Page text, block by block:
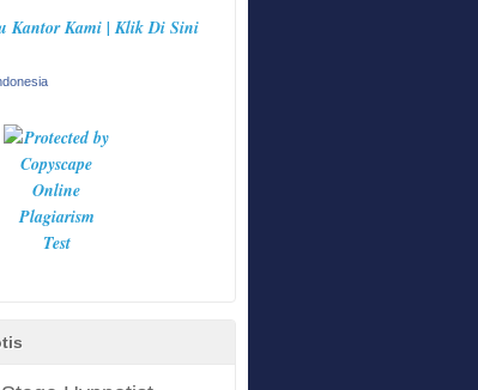
Kantor Kami | Klik Di Sini